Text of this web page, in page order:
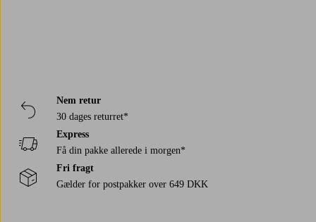
Nem retur
30 dages returret*
Express
Få din pakke allerede i morgen*
Fri fragt
Gælder for postpakker over 649 DKK